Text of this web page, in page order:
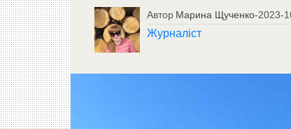
Автор Марина Щученко-2023-
Журналіст